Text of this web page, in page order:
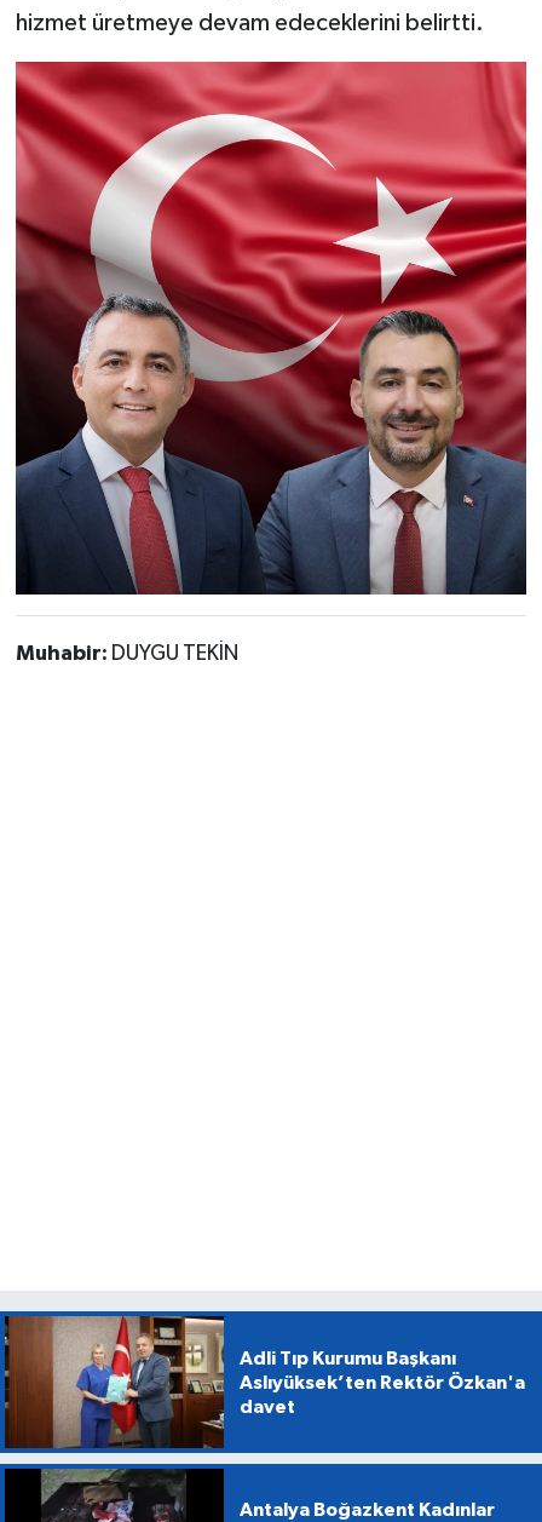
hizmet üretmeye devam edeceklerini belirtti.
Muhabir: DUYGU TEKİN
Adli Tıp Kurumu Başkanı
Aslıyüksek’ten Rektör Özkan'a
davet
Antalya Boğazkent Kadınlar